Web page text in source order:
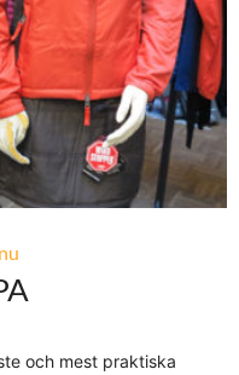
och mest praktiska